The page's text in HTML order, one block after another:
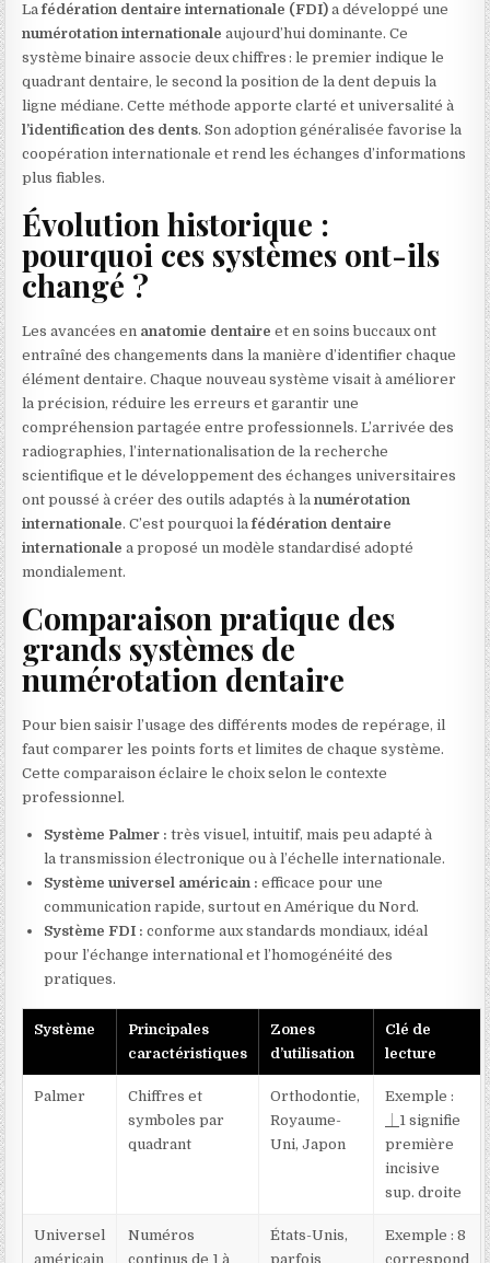
Lafédération dentaire internationale (FDI) a développé une
numérotation internationale aujourd’hui dominante. Ce
système binaire associe deux chiffres : le premier indique le
quadrant dentaire, le second la position de la dent depuis la
ligne médiane. Cette méthode apporte clarté et universalité à
l’identification des dents. Son adoption généralisée favorise la
coopération internationale et rend les échanges d’informations
plus fiables.
Évolution historique :
pourquoi ces systèmes ont-ils
changé ?
Les avancées en anatomie dentaire et en soins buccaux ont
entraîné des changements dans la manière d’identifier chaque
élément dentaire. Chaque nouveau système visait à améliorer
la précision, réduire les erreurs et garantir une
compréhension partagée entre professionnels. L’arrivée des
radiographies, l’internationalisation de la recherche
scientifique et le développement des échanges universitaires
ont poussé à créer des outils adaptés à lanumérotation
internationale. C’est pourquoi lafédération dentaire
internationale a proposé un modèle standardisé adopté
mondialement.
Comparaison pratique des
grands systèmes de
numérotation dentaire
Pour bien saisir l’usage des différents modes de repérage, il
faut comparer les points forts et limites de chaque système.
Cette comparaison éclaire le choix selon le contexte
professionnel.
Système Palmer : très visuel, intuitif, mais peu adapté à
la transmission électronique ou à l’échelle internationale.
Système universel américain : efficace pour une
communication rapide, surtout en Amérique du Nord.
Système FDI : conforme aux standards mondiaux, idéal
pour l’échange international et l’homogénéité des
pratiques.
Système
Principales
caractéristiques
Zones
d’utilisation
Clé de
lecture
Palmer
Chiffres et
symboles par
quadrant
Orthodontie,
Royaume-
Uni, Japon
Exemple :
⏊1 signifie
première
incisive
sup. droite
Universel
américain
Numéros
continus de 1 à
États-Unis,
parfois
Exemple : 8
correspond